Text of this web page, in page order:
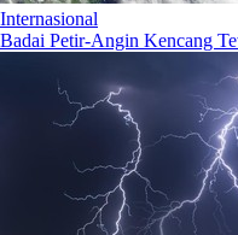
Internasional
Badai Petir-Angin Kencang